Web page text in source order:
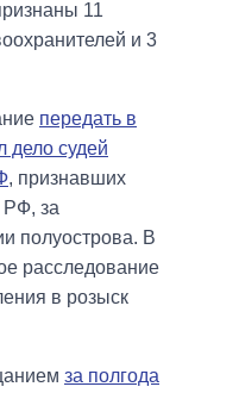
11
и 3
передать в
дело судей
, признавших
РФ, за
полуострова. В
расследование
в розыск
за полгода